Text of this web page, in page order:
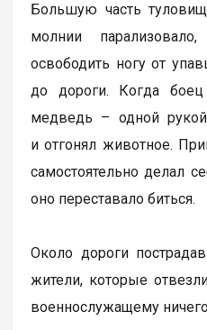
Большую часть
молнии
освободить ногу от
до дороги. Когда
медведь – одной
и отгонял животное.
самостоятельно делал
оно переставало биться.
Около дороги
жители, которые
военнослужащему